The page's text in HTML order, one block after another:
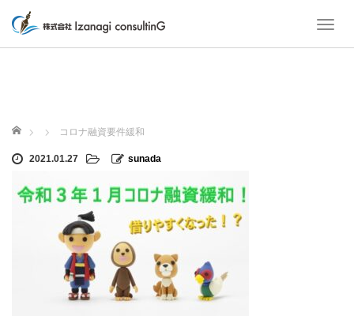
T
ホーム コロナ融資要件緩和
2021.01.27 sunada